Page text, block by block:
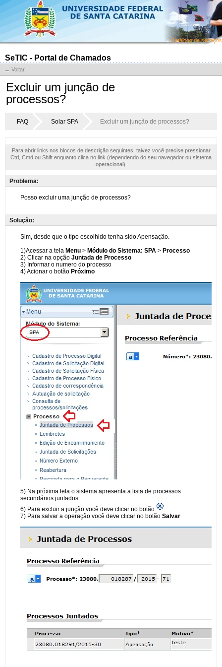
Catálogo de serviços
SeTIC - Portal de Chamados
← Voltar
Excluir um junção de
processos?
FAQ Solar SPA Excluir um junção de processos?
Para abrir links nos blocos de descrição seguintes, talvez você precise pressionar
Ctrl, Cmd ou Shift enquanto clica no link (dependendo do seu navegador ou sistema
operacional).
Problema:
Solução: